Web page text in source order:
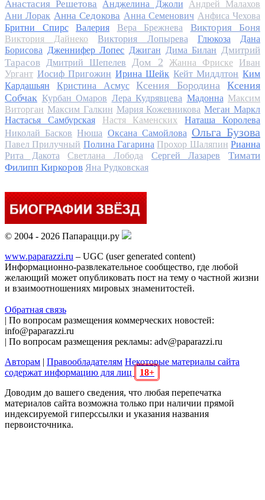
Анастасия Решетова Анджелина Джоли
Андрей Малахов
Ани Лорак Анна Седокова Анна Семенович Анфиса Чехова
Бритни Спирс
Валерия Вера Брежнева Виктория Боня
Виктория Дайнеко Виктория Лопырева Глюкоза
Дана
Борисова Дженнифер Лопес Джиган Дима Билан Дмитрий
Тарасов
Дмитрий Шепелев Дом 2 Жанна Фриске
Иван
Ургант Иосиф Пригожин Ирина Шейк Кейт Миддлтон Ким
Кардашьян
Кристина Асмус Ксения Бородина
Ксения
Собчак Курбан Омаров Лера Кудрявцева Мадонна Максим
Виторган Максим Галкин Мария Кожевникова Меган Маркл
Настасья Самбурская
Настя Каменских
Наташа Королева
Николай Басков Нюша Оксана Самойлова Ольга Бузова
Павел Прилучный Полина Гагарина Прохор Шаляпин Рианна
Рита Дакота
Светлана Лобода Сергей Лазарев
Тимати
Филипп Киркоров Яна Рудковская
© 2004 - 2026 Папарацци.ру
www.paparazzi.ru – UGC (user generated content)
Информационно-развлекательное сообщество, где любой
желающий может опубликовать пост на тему о частной жизни
и взаимоотношениях мировых знаменитостей.
Обратная связь
| По вопросам размещения коммерческих новостей:
info@paparazzi.ru
| По вопросам размещения рекламы: adv@paparazzi.ru
Авторам | Правообладателям Некоторые материалы сайта
содержат информацию для лиц
18+
Доводим до вашего сведения, что любая перепечатка
материалов сайта возможна только при наличии прямой
индексируемой гиперссылки и указания названия
первоисточника.